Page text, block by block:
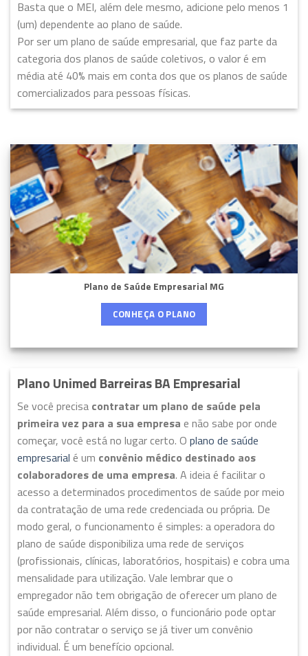
Basta que o MEI, além dele mesmo, adicione pelo menos 1
(um) dependente ao plano de saúde.
Por ser um plano de saúde empresarial, que faz parte da
categoria dos planos de saúde coletivos, o valor é em
média até 40% mais em conta dos que os planos de saúde
comercializados para pessoas físicas.
Plano de Saúde Empresarial MG
CONHEÇA O PLANO
Plano Unimed Barreiras BA Empresarial
Se você precisa contratar um plano de saúde pela
primeira vez para a sua empresa e não sabe por onde
começar, você está no lugar certo. O plano de saúde
empresarial é um convênio médico destinado aos
colaboradores de uma empresa. A ideia é facilitar o
acesso a determinados procedimentos de saúde por meio
da contratação de uma rede credenciada ou própria. De
modo geral, o funcionamento é simples: a operadora do
plano de saúde disponibiliza uma rede de serviços
(profissionais, clínicas, laboratórios, hospitais) e cobra uma
mensalidade para utilização. Vale lembrar que o
empregador não tem obrigação de oferecer um plano de
saúde empresarial. Além disso, o funcionário pode optar
por não contratar o serviço se já tiver um convênio
individual. É um benefício opcional.